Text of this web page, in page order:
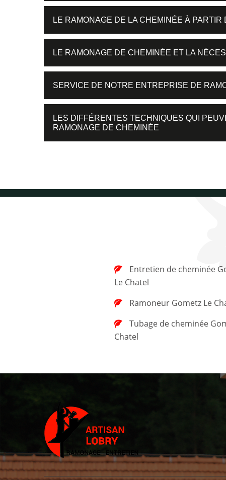
LE RAMONAGE DE LA CHEMINÉE À PARTIR
LE RAMONAGE DE CHEMINÉE ET LA
SERVICE DE NOTRE ENTREPRISE DE
LES DIFFÉRENTES TECHNIQUES QUI
RAMONAGE DE CHEMINÉE
Le Chatel
Ramoneur Gometz Le
Chatel